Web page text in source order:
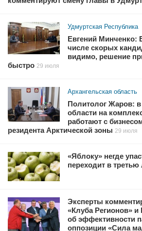
Удмуртская Республика
Евгений Минченко:
числе скорых
видимо, решение
быстро 29 июля
Архангельская область
Политолог Жаров:
области на
работают с
резидента Арктической зоны 29 июля
«Яблоку» негде
переходит в третью
Эксперты
«Клуба Регионов»
об эффективности
оппозиции «Сила